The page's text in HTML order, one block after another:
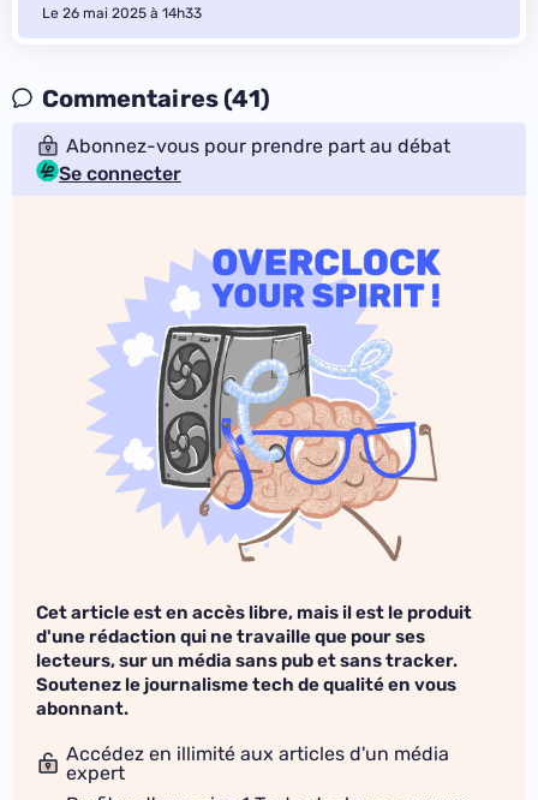
Le 26 mai 2025 à 14h33
Commentaires (41)
Abonnez-vous pour prendre part au débat
Se connecter
Cet article est en accès libre, mais il est le produit
d'une rédaction qui ne travaille que pour ses
lecteurs, sur un média sans pub et sans tracker.
Soutenez le journalisme tech de qualité en vous
abonnant.
Accédez en illimité aux articles d'un média
expert